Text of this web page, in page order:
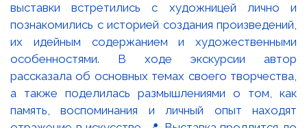
выставки встретились с художницей лично и
познакомились с историей создания произведений,
их идейным содержанием и художественными
особенностями. В ходе экскурсии автор
рассказала об основных темах своего творчества,
а также поделилась размышлениями о том, как
память, воспоминания и личный опыт находят